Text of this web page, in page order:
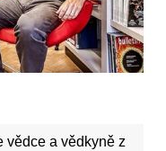
vědce a vědkyně z